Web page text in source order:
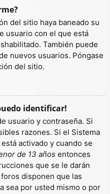
del sitio haya baneado su
usuario con el que está
También puede
nuevos usuarios. Póngase
del sitio.
identificar!
usuario y contraseña. Si
razones. Si el Sistema
activado y cuando se
de 13 años entonces
que se le darán
disponen que las
sea por usted mismo o por